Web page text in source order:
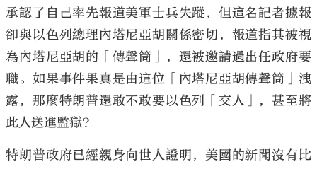
承認了自己率先報道美軍士兵失蹤，但這名記者據報
卻與以色列總理內塔尼亞胡關係密切，報道指其被視
為內塔尼亞胡的「傳聲筒」，還被邀請過出任政府要
職。如果事件果真是由這位「內塔尼亞胡傳聲筒」洩
露，那麼特朗普還敢不敢要以色列「交人」，甚至將
此人送進監獄？
特朗普政府已經親身向世人證明，美國的新聞沒有比